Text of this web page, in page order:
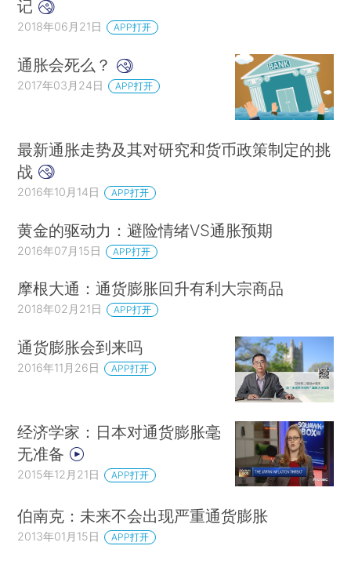
记
2018年06月21日 APP打开
通胀会死么？
2017年03月24日 APP打开
最新通胀走势及其对研究和货币政策制定的挑
战
2016年10月14日 APP打开
黄金的驱动力：避险情绪VS通胀预期
2016年07月15日 APP打开
摩根大通：通货膨胀回升有利大宗商品
2018年02月21日 APP打开
通货膨胀会到来吗
2016年11月26日 APP打开
经济学家：日本对通货膨胀毫
无准备
2015年12月21日 APP打开
伯南克：未来不会出现严重通货膨胀
2013年01月15日 APP打开